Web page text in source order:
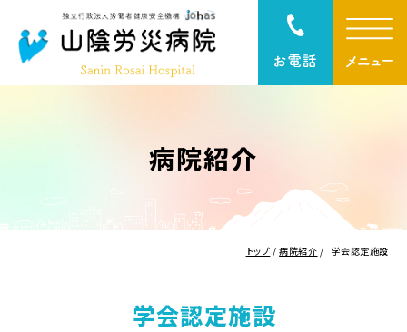
病院紹介
トップ /病院紹介 / 学会認定施設
学会認定施設